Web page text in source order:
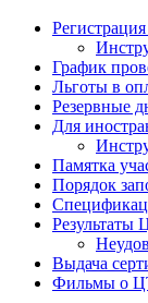
График
Льготы в
Резервные
Для
Памятка
Порядок
Результаты
Выдача
Фильмы о